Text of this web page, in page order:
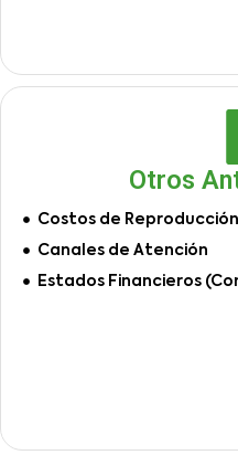
Otros
Costos de Reproducción
Canales de Atención
Estados Financieros